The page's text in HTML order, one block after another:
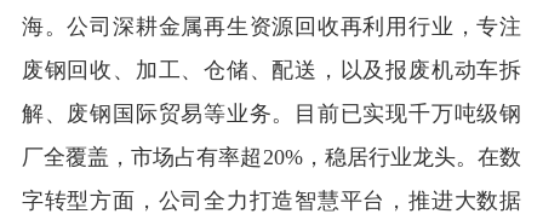
海。公司深耕金属再生资源回收再利用行业，专注
废钢回收、加工、仓储、配送，以及报废机动车拆
解、废钢国际贸易等业务。目前已实现千万吨级钢
厂全覆盖，市场占有率超20%，稳居行业龙头。在数
字转型方面，公司全力打造智慧平台，推进大数据